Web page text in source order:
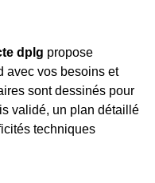
dplg propose
avec vos besoins et
sont dessinés pour
validé, un plan détaillé
techniques